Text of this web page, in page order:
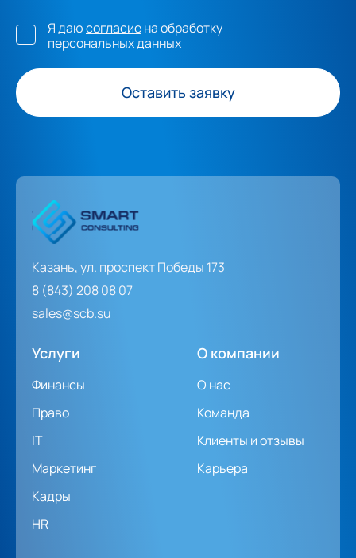
Оставить заявку
Я даюсогласиена обработку
персональных данных
Казань, ул. проспект Победы 173
8 (843) 208 08 07
sales@scb.su
Услуги
Финансы
Право
IT
Маркетинг
Кадры
HR
О компании
О нас
Команда
Клиенты и отзывы
Карьера